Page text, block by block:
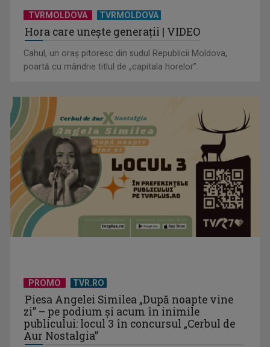
”Un doctor pentru dumneavoastră” vine cu informații
esențiale pentru o stare ...
aventură, la TVR 2
TVRMOLDOVA TVRMOLDOVA
Hora care unește generații | VIDEO
Cahul, un oraș pitoresc din sudul Republicii Moldova,
poartă cu mândrie titlul de „capitala horelor”.
PROMO TVR.RO
Piesa Angelei Similea „După noapte vine
zi” – pe podium şi acum în inimile
publicului: locul 3 în concursul „Cerbul de
Aur Nostalgia”